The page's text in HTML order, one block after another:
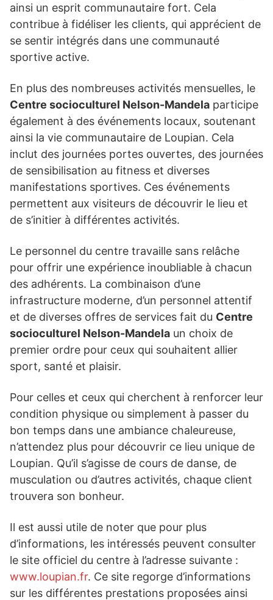
ainsi un esprit communautaire fort. Cela
contribue à fidéliser les clients, qui apprécient de
se sentir intégrés dans une communauté
sportive active.
En plus des nombreuses activités mensuelles, le
Centre socioculturel Nelson-Mandela participe
également à des événements locaux, soutenant
ainsi la vie communautaire de Loupian. Cela
inclut des journées portes ouvertes, des journées
de sensibilisation au fitness et diverses
manifestations sportives. Ces événements
permettent aux visiteurs de découvrir le lieu et
de s’initier à différentes activités.
Le personnel du centre travaille sans relâche
pour offrir une expérience inoubliable à chacun
des adhérents. La combinaison d’une
infrastructure moderne, d’un personnel attentif
et de diverses offres de services fait du Centre
socioculturel Nelson-Mandela un choix de
premier ordre pour ceux qui souhaitent allier
sport, santé et plaisir.
Pour celles et ceux qui cherchent à renforcer leur
condition physique ou simplement à passer du
bon temps dans une ambiance chaleureuse,
n’attendez plus pour découvrir ce lieu unique de
Loupian. Qu’il s’agisse de cours de danse, de
musculation ou d’autres activités, chaque client
trouvera son bonheur.
Il est aussi utile de noter que pour plus
d’informations, les intéressés peuvent consulter
le site officiel du centre à l’adresse suivante :
www.loupian.fr. Ce site regorge d’informations
sur les différentes prestations proposées ainsi